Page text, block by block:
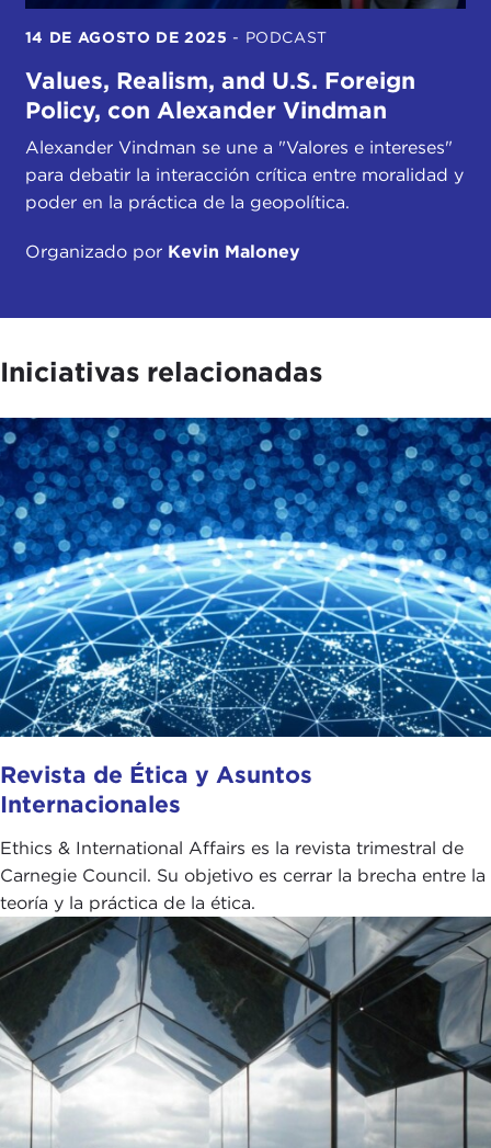
14 DE AGOSTO DE 2025 - PODCAST
Values, Realism, and U.S. Foreign
Policy, con Alexander Vindman
Alexander Vindman se une a "Valores e intereses"
para debatir la interacción crítica entre moralidad y
poder en la práctica de la geopolítica.
Organizado por Kevin Maloney
Iniciativas relacionadas
Revista de Ética y Asuntos
Internacionales
Ethics & International Affairs es la revista trimestral de
Carnegie Council. Su objetivo es cerrar la brecha entre la
teoría y la práctica de la ética.